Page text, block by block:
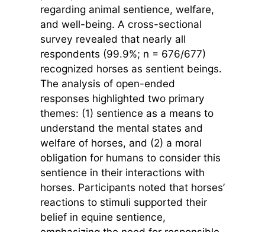
regarding animal sentience, welfare,
and well-being. A cross-sectional
survey revealed that nearly all
respondents (99.9%; n = 676/677)
recognized horses as sentient beings.
The analysis of open-ended
responses highlighted two primary
themes: (1) sentience as a means to
understand the mental states and
welfare of horses, and (2) a moral
obligation for humans to consider this
sentience in their interactions with
horses. Participants noted that horses’
reactions to stimuli supported their
belief in equine sentience,